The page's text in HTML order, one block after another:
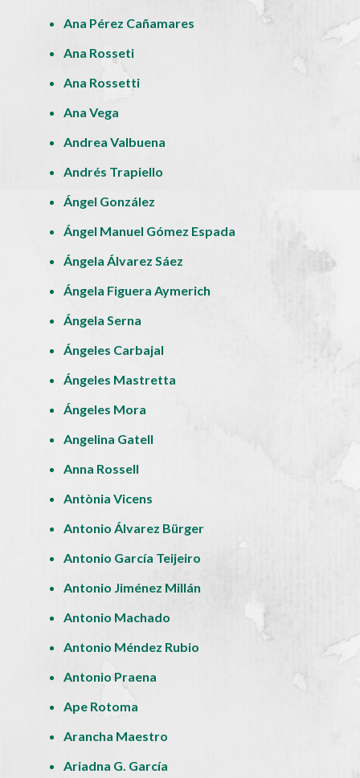
Ana Pérez Cañamares
Ana Rosseti
Ana Rossetti
Ana Vega
Andrea Valbuena
Andrés Trapiello
Ángel González
Ángel Manuel Gómez Espada
Ángela Álvarez Sáez
Ángela Figuera Aymerich
Ángela Serna
Ángeles Carbajal
Ángeles Mastretta
Ángeles Mora
Angelina Gatell
Anna Rossell
Antònia Vicens
Antonio Álvarez Bürger
Antonio García Teijeiro
Antonio Jiménez Millán
Antonio Machado
Antonio Méndez Rubio
Antonio Praena
Ape Rotoma
Arancha Maestro
Ariadna G. García